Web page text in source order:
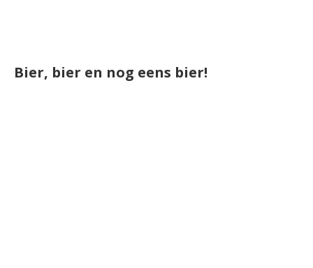
Bier, bier en nog eens bier!